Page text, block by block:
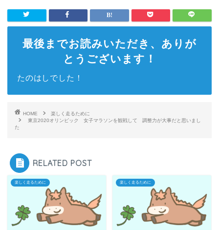
最後までお読みいただき、ありが
とうございます！
たのはしでした！
HOME
楽しく走るために
東京2020オリンピック 女子マラソンを観戦して 調整力が大事だと思いまし
た
RELATED POST
楽しく走るために 楽しく走るために